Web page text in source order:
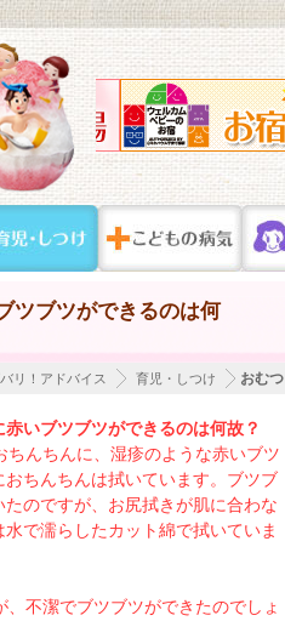
ツブツができるのは何
おむつ
育児・しつけ
リ！アドバイス
いブツブツができるのは何故？
んちんに、湿疹のような赤いブツ
ちんちんは拭いています。ブツブ
のですが、お尻拭きが肌に合わな
で濡らしたカット綿で拭いていま
不潔でブツブツができたのでしょ